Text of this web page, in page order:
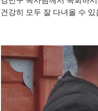
건강히 모두 잘 다녀올 수